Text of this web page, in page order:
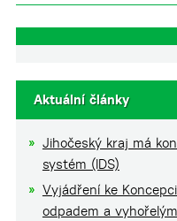
Aktuální články
Jihočeský kraj má
systém (IDS)
Vyjádření ke
odpadem a